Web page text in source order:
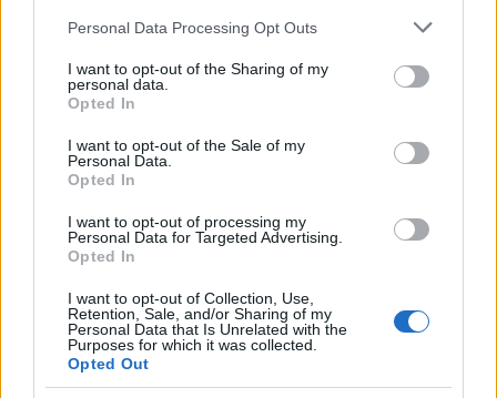
Please note that this website/app uses one or more Google
not limited to your visit or usage behaviour. You may click to
grant or deny consent to Google and its third-party tags to
use your data for below specified purposes in below Google
consent section.
Personal Data Processing Opt Outs
I want to opt-out of the Sharing of my
personal data.
Opted In
I want to opt-out of the Sale of my
Personal Data.
Opted In
I want to opt-out of processing my
Personal Data for Targeted Advertising.
Opted In
I want to opt-out of Collection, Use,
Retention, Sale, and/or Sharing of my
Personal Data that Is Unrelated with the
Purposes for which it was collected.
Opted Out
Ακόμη, στο αφιέρωμα αναφέρεται και ποια είναι η
προτιμότερο τον χειμώνα, καθώς έχει ελάχιστους
Η λίστα με τις καλύτερες λίμνες του
κόσμου: